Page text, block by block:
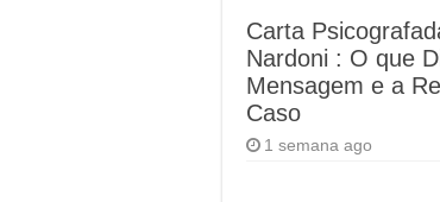
Carta
Nardoni : O que
Mensagem e a
Caso
1 semana ago